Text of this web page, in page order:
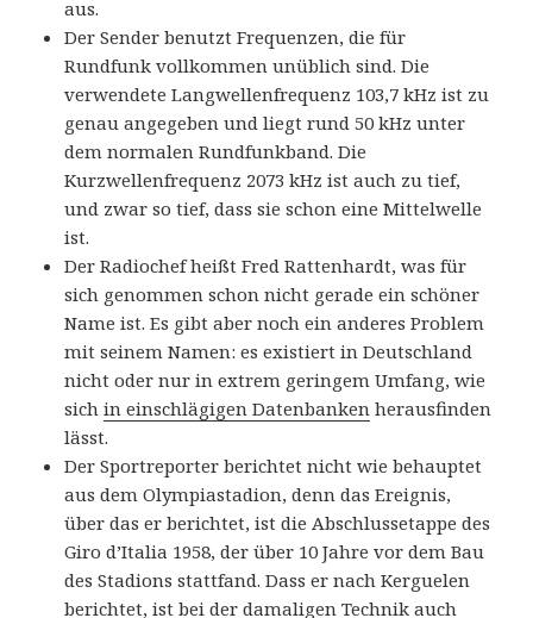
aus.
Der Sender benutzt Frequenzen, die für
Rundfunk vollkommen unüblich sind. Die
verwendete Langwellenfrequenz 103,7 kHz ist zu
genau angegeben und liegt rund 50 kHz unter
dem normalen Rundfunkband. Die
Kurzwellenfrequenz 2073 kHz ist auch zu tief,
und zwar so tief, dass sie schon eine Mittelwelle
ist.
Der Radiochef heißt Fred Rattenhardt, was für
sich genommen schon nicht gerade ein schöner
Name ist. Es gibt aber noch ein anderes Problem
mit seinem Namen: es existiert in Deutschland
nicht oder nur in extrem geringem Umfang, wie
sichin einschlägigen Datenbanken herausfinden
lässt.
Der Sportreporter berichtet nicht wie behauptet
aus dem Olympiastadion, denn das Ereignis,
über das er berichtet, ist die Abschlussetappe des
Giro d’Italia 1958, der über 10 Jahre vor dem Bau
des Stadions stattfand. Dass er nach Kerguelen
berichtet, ist bei der damaligen Technik auch